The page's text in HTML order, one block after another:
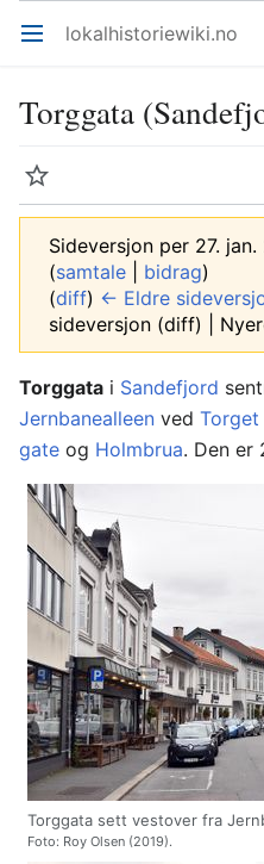
Åpne hovedmenyen lokalhistoriewiki.no
Torggata
Overvåk
Sideversjon per 27.
(samtale bidrag)
(diff) ← Eldre
sideversjon (diff) |
Torggata i Sandefjord
Jernbanealleen ved Torget
gate og Holmbrua. Den er
Torggata sett vestover fra
Foto: Roy Olsen (2019).